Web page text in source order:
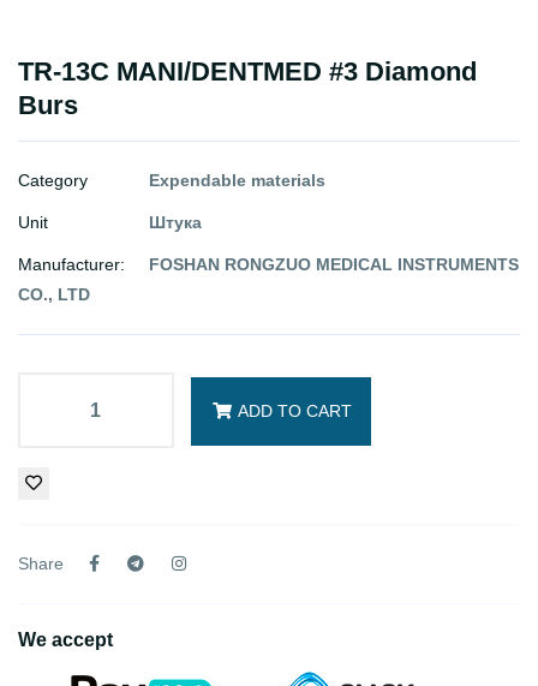
TR-13C MANI/DENTMED #3 Diamond
Burs
Category Expendable materials
Unit Штука
Manufacturer:
FOSHAN RONGZUO MEDICAL INSTRUMENTS
CO., LTD
ADD TO CART
Share
We accept